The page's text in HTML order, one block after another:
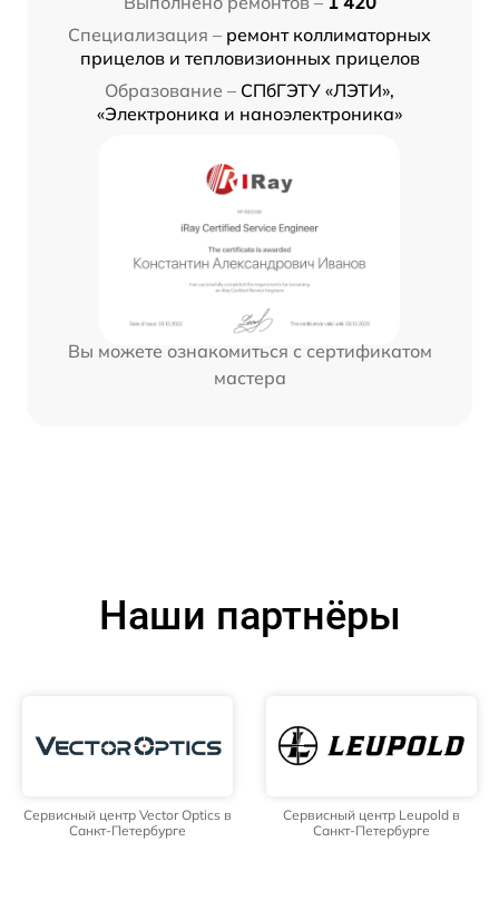
Специализация – ремонт коллиматорных
прицелов и тепловизионных прицелов
Образование – СПбГЭТУ «ЛЭТИ»,
«Электроника и наноэлектроника»
Вы можете ознакомиться с сертификатом
мастера
Наши партнёры
Сервисный центр Vector Optics в
Санкт-Петербурге
Сервисный центр Leupold в
Санкт-Петербурге